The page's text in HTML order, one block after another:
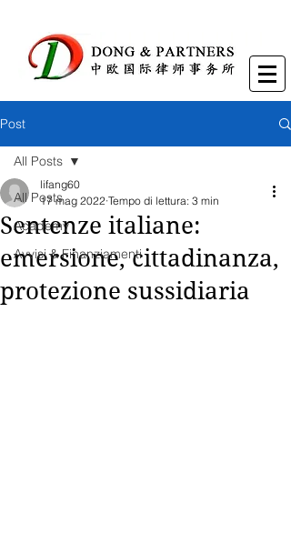
Post
All Posts
Academy
Avvisi & Finanziamenti
All Posts
Sentenze italiane:
emersione, cittadinanza,
protezione sussidiaria
lifang60
17 mag 2022 Tempo di lettura: 3 min